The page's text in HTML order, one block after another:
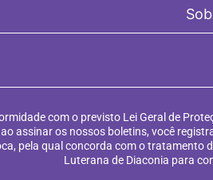
com o previsto Lei Geral de
assinar os nossos boletins, você
pela qual concorda com o tratamento
Luterana de Diaconia para